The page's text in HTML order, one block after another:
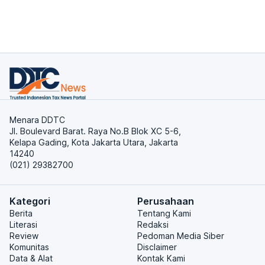
Menara DDTC
Jl. Boulevard Barat. Raya No.B Blok XC 5-6,
Kelapa Gading, Kota Jakarta Utara, Jakarta
14240
(021) 29382700
Kategori
Berita
Literasi
Review
Komunitas
Data & Alat
Perusahaan
Tentang Kami
Redaksi
Pedoman Media Siber
Disclaimer
Kontak Kami